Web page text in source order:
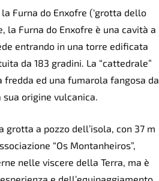
Furna do Enxofre (‘grotta dello
la Furna do Enxofre è una cavità a
entrando in una torre edificata
da 183 gradini. La “cattedrale”
fredda ed una fumarola fangosa da
origine vulcanica.
grotta a pozzo dell’isola, con 37 m
“Os Montanheiros”,
nelle viscere della Terra, ma è